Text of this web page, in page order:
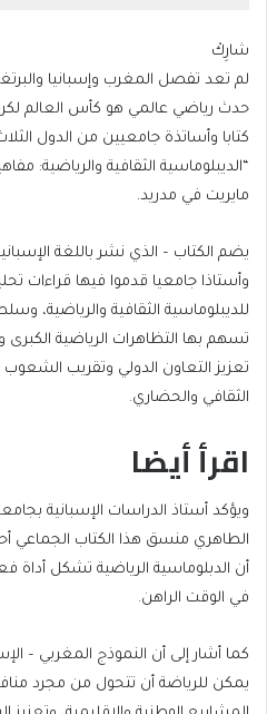
شارِكْ
لم تعد تفصل المغرب وإسبانيا
حدث رياضي عالمي هو كأس العالم
كتابا وأساتذة جامعيين من الدول
“الديبلوماسية الثقافية والرياضية:
مايريت في مدريد.
وأستاذا جامعيا قدموا فيها قراءات
للديبلوماسية الثقافية والرياضية،
تسهم بها التظاهرات الرياضية
تعزيز التعاون الدولي وتقريب الشعوب
الثقافي والحضاري.
اقرأ أيضا
list
of
2
items
end
of
list
ويؤكد أستاذ الدراسات الإسبانية
الطاهري منسق هذا الكتاب الجماعي
أن الدبلوماسية الرياضية تشكل أداة
في الوقت الراهن.
كما أشار إلى أن النموذج المغربي –
يمكن للرياضة أن تتحول من مجرد